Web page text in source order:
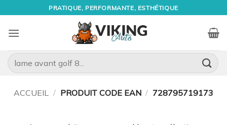
au
contenu
PRATIQUE, PERFORMANTE, ESTHÉTIQUE
Recherche
pour :
ACCUEIL / PRODUIT CODE EAN / 728795719173